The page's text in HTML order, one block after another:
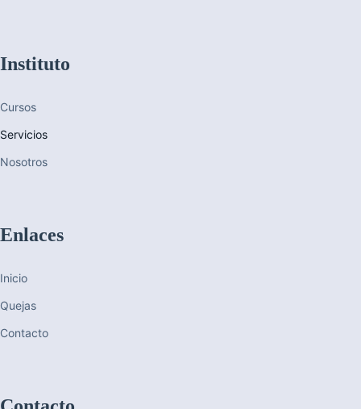
Instituto
Cursos
Servicios
Nosotros
Enlaces
Inicio
Quejas
Contacto